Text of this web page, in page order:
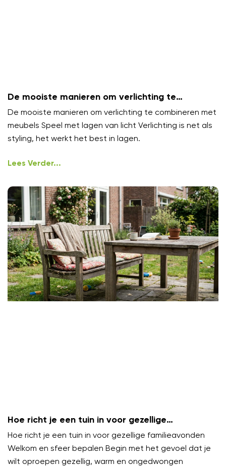
De mooiste manieren om verlichting te
combineren met meubels
De mooiste manieren om verlichting te combineren met
meubels Speel met lagen van licht Verlichting is net als
styling, het werkt het best in lagen.
Lees Verder...
Hoe richt je een tuin in voor gezellige
familieavonden?
Hoe richt je een tuin in voor gezellige familieavonden
Welkom en sfeer bepalen Begin met het gevoel dat je
wilt oproepen gezellig, warm en ongedwongen